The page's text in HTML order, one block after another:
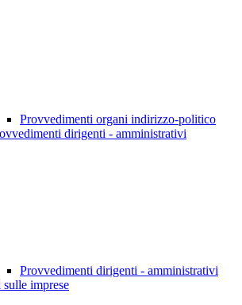
Provvedimenti organi indirizzo-politico
dirigenti - amministrativi
Provvedimenti dirigenti - amministrativi
imprese